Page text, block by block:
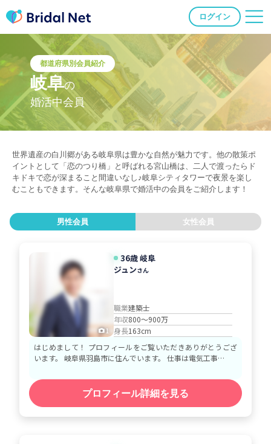
ログイン
都道府県別会員紹介
岐阜の
婚活中会員
世界遺産の白川郷がある岐阜県は豊かな自然が魅力です。他の散策ポ
イントとして「恋のつり橋」と呼ばれる宮山橋は、二人で渡ったらド
キドキで恋が深まること間違いなし♪岐阜シティタワーで夜景を楽し
むこともできます。そんな岐阜県で婚活中の会員をご紹介します！
男性会員 女性会員
1
36歳 岐阜
ジュンさん
職業建築士
年収800～900万
身長163cm
はじめまして！ プロフィールをご覧いただきありがとうござ
います。 岐阜県羽島市に住んでいます。 仕事は電気工事…
プロフィール詳細を見る